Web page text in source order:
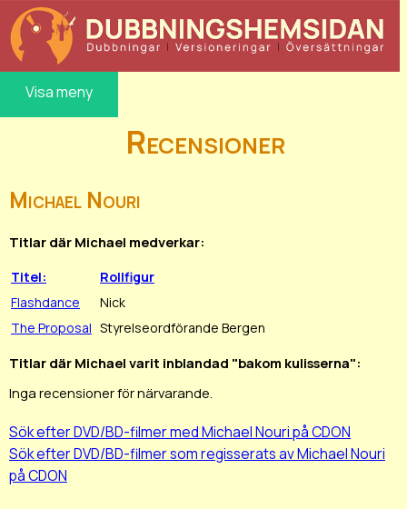
Visa meny
Recensioner
Michael Nouri
Titlar där Michael medverkar:
Titel:
Rollfigur
Flashdance
Nick
The Proposal Styrelseordförande Bergen
Titlar där Michael varit inblandad "bakom kulisserna":
Inga recensioner för närvarande.
Sök efter DVD/BD-filmer med Michael Nouri på CDON
Sök efter DVD/BD-filmer som regisserats av Michael Nouri
på CDON